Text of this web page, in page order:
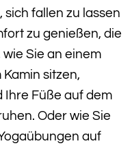
sich fallen zu lassen
zu genießen, die
Sie an einem
sitzen,
Ihre Füße auf dem
Oder wie Sie
auf